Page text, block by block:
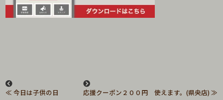
今日は子供の日 応援クーポン２００円 使えます。(県央店)